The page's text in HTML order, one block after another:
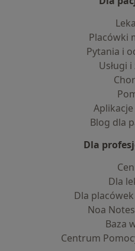
Placówki
Pytania i
Usługi
Blog dla
Dla
Dla
Dla
Noa Notes
Baza
Centrum